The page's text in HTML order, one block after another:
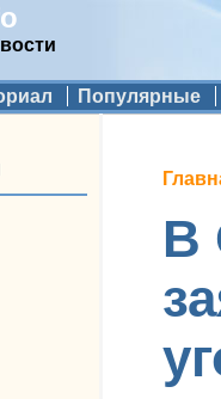
Популярные
Вы
В